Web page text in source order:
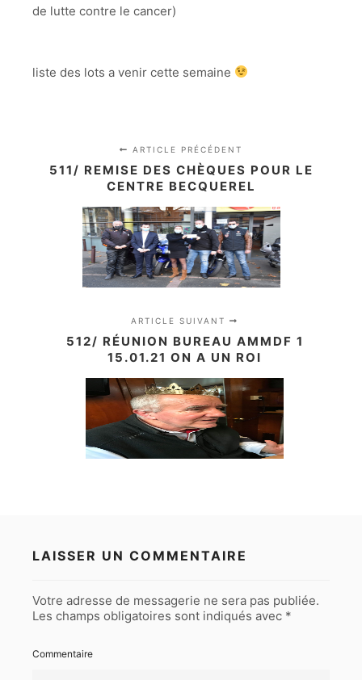
de lutte contre le cancer)
liste des lots a venir cette semaine
ARTICLE PRÉCÉDENT
511/ REMISE DES CHÈQUES POUR LE
CENTRE BECQUEREL
ARTICLE SUIVANT
512/ RÉUNION BUREAU AMMDF 1
15.01.21 ON A UN ROI
LAISSER UN COMMENTAIRE
Votre adresse de messagerie ne sera pas publiée.
Les champs obligatoires sont indiqués avec *
Commentaire